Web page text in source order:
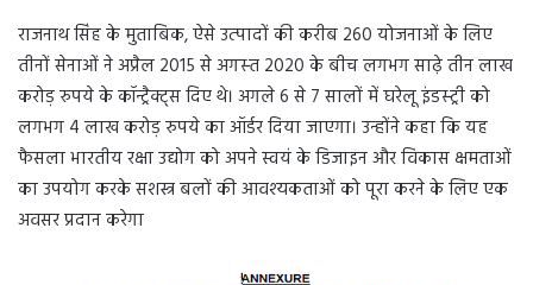
राजनाथ सिंह के मुताबिक, ऐसे उत्‍पादों की करीब 260 योजनाओं के लिए
तीनों सेनाओं ने अप्रैल 2015 से अगस्‍त 2020 के बीच लगभग साढ़े तीन लाख
करोड़ रुपये के कॉन्‍ट्रैक्‍ट्स दिए थे। अगले 6 से 7 सालों में घरेलू इंडस्‍ट्री को
लगभग 4 लाख करोड़ रुपये का ऑर्डर दिया जाएगा। उन्होंने कहा कि यह
फैसला भारतीय रक्षा उद्योग को अपने स्वयं के डिजाइन और विकास क्षमताओं
का उपयोग करके सशस्त्र बलों की आवश्यकताओं को पूरा करने के लिए एक
अवसर प्रदान करेगा